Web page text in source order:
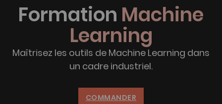
Formation Machine
Learning
Maîtrisez les outils de Machine Learning dans
un cadre industriel.
COMMANDER